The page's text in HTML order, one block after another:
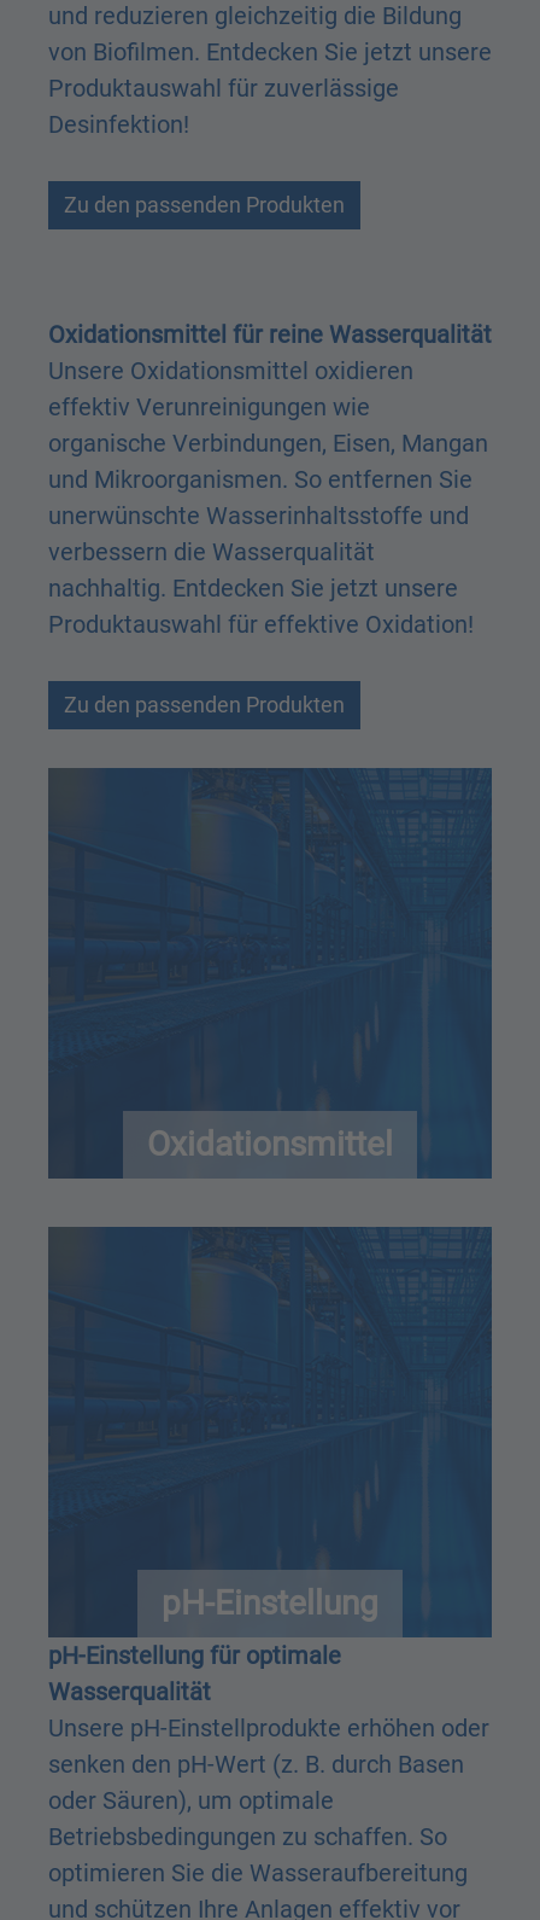
und reduzieren gleichzeitig die Bildung
von Biofilmen. Entdecken Sie jetzt unsere
Produktauswahl für zuverlässige
Desinfektion!
Zu den passenden Produkten
Oxidationsmittel für reine Wasserqualität
Unsere Oxidationsmittel oxidieren
effektiv Verunreinigungen wie
organische Verbindungen, Eisen, Mangan
und Mikroorganismen. So entfernen Sie
unerwünschte Wasserinhaltsstoffe und
verbessern die Wasserqualität
nachhaltig. Entdecken Sie jetzt unsere
Produktauswahl für effektive Oxidation!
Zu den passenden Produkten
Oxidationsmittel
pH-Einstellung
pH-Einstellung für optimale
Wasserqualität
Unsere pH-Einstellprodukte erhöhen oder
senken den pH-Wert (z. B. durch Basen
oder Säuren), um optimale
Betriebsbedingungen zu schaffen. So
optimieren Sie die Wasseraufbereitung
und schützen Ihre Anlagen effektiv vor